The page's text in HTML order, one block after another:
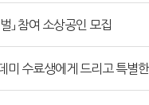
」 참여 소상공인 모집
미 수료생에게 드리고 특별